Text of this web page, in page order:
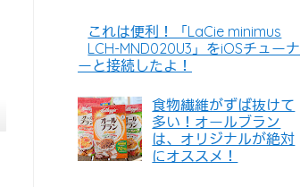
これは便利！「LaCie minimus
LCH-MND020U3」をiOSチューナ
ーと接続したよ！
食物繊維がずば抜けて
多い！オールブラン
は、オリジナルが絶対
にオススメ！